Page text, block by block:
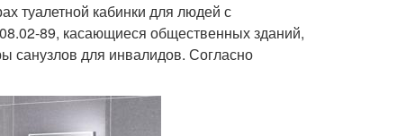
туалетной кабинки для людей с
89, касающиеся общественных зданий,
санузлов для инвалидов. Согласно